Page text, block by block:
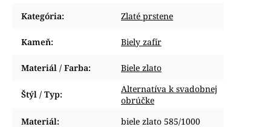
Kategória: Zlaté prstene
Kameň: Biely zafír
Materiál / Farba: Biele zlato
Štýl / Typ:
Alternatíva k svadobnej
obrúčke
Materiál: biele zlato 585/1000